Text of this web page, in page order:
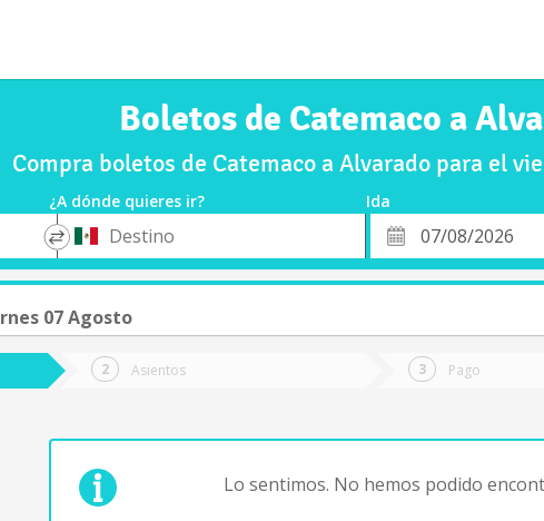
Boletos de Catemaco a
Compra boletos de Catemaco a Alvarado para el
¿A dónde quieres ir? Ida
*
Destino
Fecha
de
07 Agosto
Asientos Pago
Lo sentimos. No hemos podido